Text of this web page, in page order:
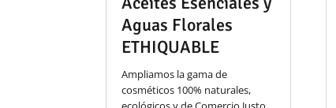
Aguas Florales
ETHIQUABLE
Ampliamos la gama de
cosméticos 100% naturales,